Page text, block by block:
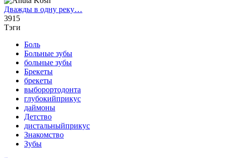
Дважды в одну реку…
3915
Тэги
Боль
Больные зубы
больные зубы
Брекеты
брекеты
выборортодонта
глубокийприкус
даймоны
Детство
дистальныйприкус
Знакомство
Зубы